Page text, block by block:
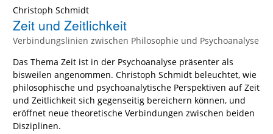
Christoph Schmidt
Zeit und Zeitlichkeit
Verbindungslinien zwischen Philosophie und Psychoanalyse
Das Thema Zeit ist in der Psychoanalyse präsenter als
bisweilen angenommen. Christoph Schmidt beleuchtet, wie
philosophische und psychoanalytische Perspektiven auf Zeit
und Zeitlichkeit sich gegenseitig bereichern können, und
eröffnet neue theoretische Verbindungen zwischen beiden
Disziplinen.